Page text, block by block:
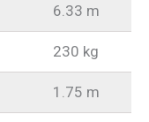
6.33 m
230 kg
1.75 m